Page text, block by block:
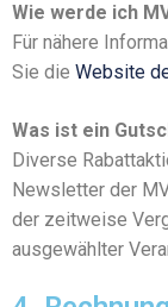
Wie werde ich
Für nähere
Sie die Website
Was ist ein
Diverse
Newsletter der
der zeitweise
ausgewählter